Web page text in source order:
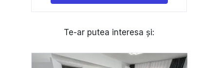
Te-ar putea interesa și: